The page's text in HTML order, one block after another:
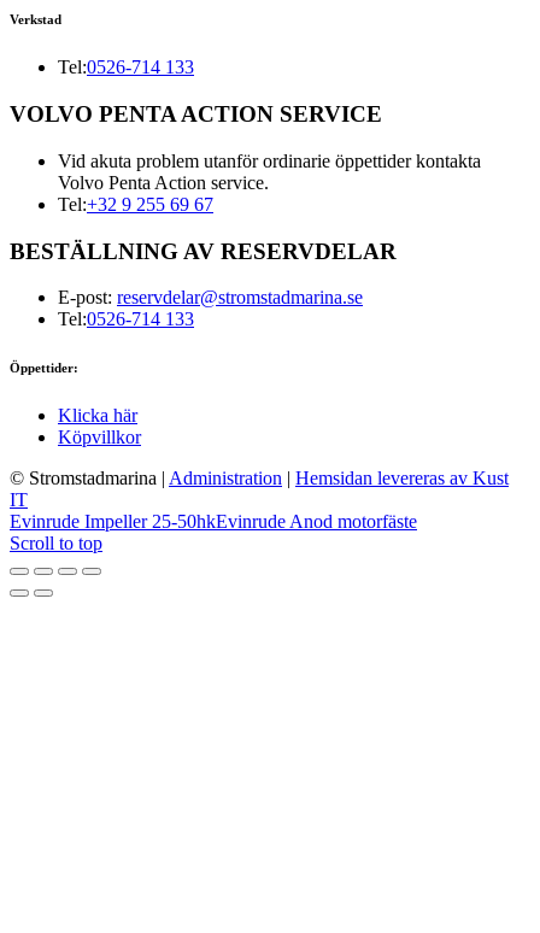
Verkstad
Tel:0526-714 133
VOLVO PENTA ACTION SERVICE
Vid akuta problem utanför ordinarie öppettider kontakta
Volvo Penta Action service.
Tel:+32 9 255 69 67
BESTÄLLNING AV RESERVDELAR
E-post: reservdelar@stromstadmarina.se
Tel:0526-714 133
Öppettider:
Klicka här
Köpvillkor
© Stromstadmarina | Administration | Hemsidan levereras av Kust
IT
Evinrude Impeller 25-50hkEvinrude Anod motorfäste
Scroll to top